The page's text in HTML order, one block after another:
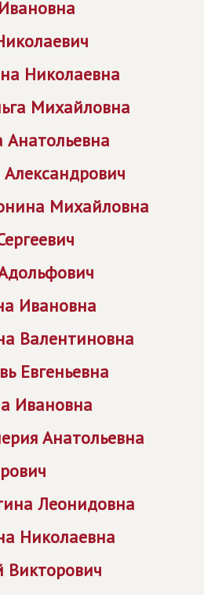
Николаевна
Михайловна
Михайловна
Ивановна
Валентиновна
Евгеньевна
Ивановна
Анатольевна
Леонидовна
Николаевна
Викторович